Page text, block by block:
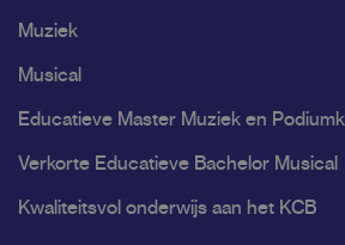
Muziek
Musical
Educatieve Master Muziek en
Verkorte Educatieve Bachelor Musical
Kwaliteitsvol onderwijs aan het KCB